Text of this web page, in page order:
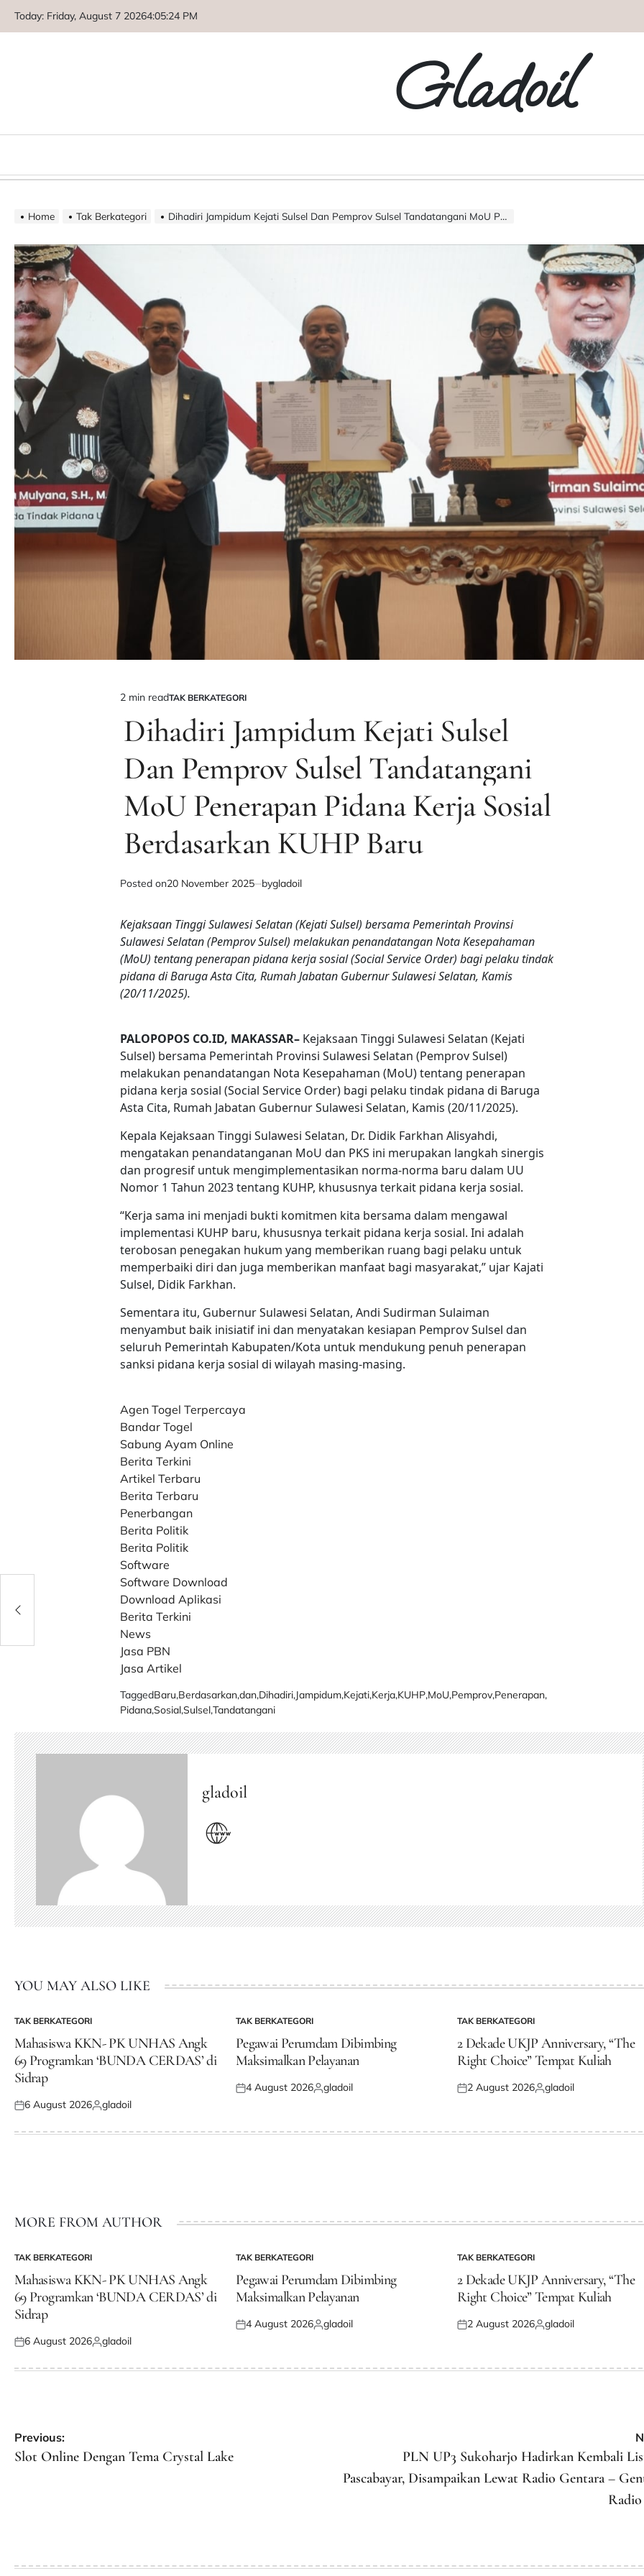
Today: Friday, August 7 20264:05:25 PM
Gladoil
Home Tak Berkategori Dihadiri Jampidum Kejati Sulsel Dan Pemprov Sulsel Tandatangani MoU Penerapan Pidana Kerja Sosial Berdasarkan KUHP Baru
Estimated
read
time
2 min readPOSTED
TAK BERKATEGORI
Dihadiri Jampidum Kejati Sulsel
Dan Pemprov Sulsel Tandatangani
MoU Penerapan Pidana Kerja Sosial
Berdasarkan KUHP Baru
Posted on20 November 2025 bygladoil
Kejaksaan Tinggi Sulawesi Selatan (Kejati Sulsel) bersama Pemerintah Provinsi
Sulawesi Selatan (Pemprov Sulsel) melakukan penandatangan Nota Kesepahaman
(MoU) tentang penerapan pidana kerja sosial (Social Service Order) bagi pelaku tindak
pidana di Baruga Asta Cita, Rumah Jabatan Gubernur Sulawesi Selatan, Kamis
(20/11/2025).
PALOPOPOS CO.ID, MAKASSAR– Kejaksaan Tinggi Sulawesi Selatan (Kejati
Sulsel) bersama Pemerintah Provinsi Sulawesi Selatan (Pemprov Sulsel)
melakukan penandatangan Nota Kesepahaman (MoU) tentang penerapan
pidana kerja sosial (Social Service Order) bagi pelaku tindak pidana di Baruga
Asta Cita, Rumah Jabatan Gubernur Sulawesi Selatan, Kamis (20/11/2025).
Kepala Kejaksaan Tinggi Sulawesi Selatan, Dr. Didik Farkhan Alisyahdi,
mengatakan penandatanganan MoU dan PKS ini merupakan langkah sinergis
dan progresif untuk mengimplementasikan norma-norma baru dalam UU
Nomor 1 Tahun 2023 tentang KUHP, khususnya terkait pidana kerja sosial.
“Kerja sama ini menjadi bukti komitmen kita bersama dalam mengawal
implementasi KUHP baru, khususnya terkait pidana kerja sosial. Ini adalah
terobosan penegakan hukum yang memberikan ruang bagi pelaku untuk
memperbaiki diri dan juga memberikan manfaat bagi masyarakat,” ujar Kajati
Sulsel, Didik Farkhan.
Sementara itu, Gubernur Sulawesi Selatan, Andi Sudirman Sulaiman
menyambut baik inisiatif ini dan menyatakan kesiapan Pemprov Sulsel dan
seluruh Pemerintah Kabupaten/Kota untuk mendukung penuh penerapan
sanksi pidana kerja sosial di wilayah masing-masing.
Agen Togel Terpercaya
Bandar Togel
Sabung Ayam Online
Berita Terkini
Artikel Terbaru
Berita Terbaru
Penerbangan
Berita Politik
Berita Politik
Software
Software Download
Download Aplikasi
Berita Terkini
News
Jasa PBN
Jasa Artikel
TaggedBaru,Berdasarkan,dan,Dihadiri,Jampidum,Kejati,Kerja,KUHP,MoU,Pemprov,Penerapan,
Pidana,Sosial,Sulsel,Tandatangani
gladoil
YOU MAY ALSO LIKE
POSTED
IN
TAK BERKATEGORI
Mahasiswa KKN- PK UNHAS Angk
69 Programkan ‘BUNDA CERDAS’ di
Sidrap
Posted
6 August 2026Posted
gladoil
POSTED
IN
TAK BERKATEGORI
Pegawai Perumdam Dibimbing
Maksimalkan Pelayanan
Posted
4 August 2026Posted
gladoil
POSTED
TAK BERKATEGORI
2 Dekade UKJP Anniversary, “The
Right Choice” Tempat Kuliah
Posted
2 August 2026Posted
gladoil
MORE FROM AUTHOR
POSTED
IN
TAK BERKATEGORI
Mahasiswa KKN- PK UNHAS Angk
69 Programkan ‘BUNDA CERDAS’ di
Sidrap
Posted
6 August 2026Posted
gladoil
POSTED
IN
TAK BERKATEGORI
Pegawai Perumdam Dibimbing
Maksimalkan Pelayanan
Posted
4 August 2026Posted
gladoil
POSTED
TAK BERKATEGORI
2 Dekade UKJP Anniversary, “The
Right Choice” Tempat Kuliah
Posted
2 August 2026Posted
gladoil
Post
navigation
Previous:
Slot Online Dengan Tema Crystal Lake
PLN UP3 Sukoharjo Hadirkan Kembali
Pascabayar, Disampaikan Lewat Radio Gentara –